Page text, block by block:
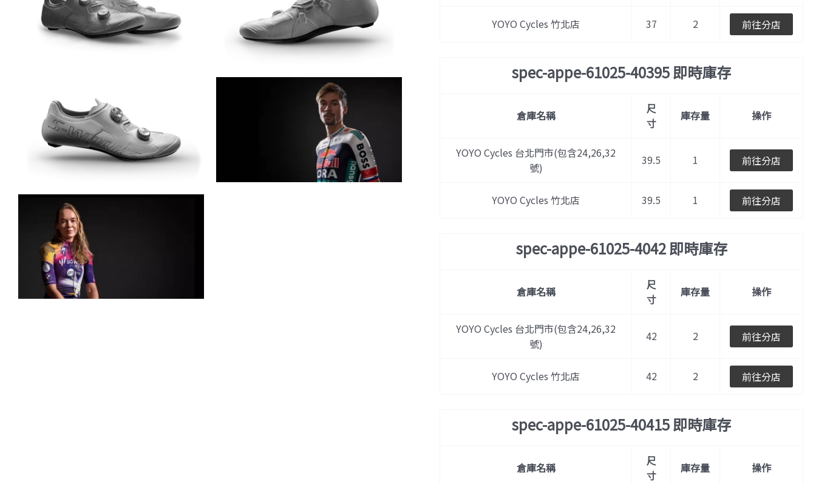
YOYO Cycles 竹北店 37 2 前往分店
spec-appe-61025-40395 即時庫存
倉庫名稱
尺
寸
庫存量 操作
YOYO Cycles 台北門市(包含24,26,32
號)
39.5 1 前往分店
YOYO Cycles 竹北店 39.5 1 前往分店
spec-appe-61025-4042 即時庫存
倉庫名稱
尺
寸
庫存量 操作
YOYO Cycles 台北門市(包含24,26,32
號)
42 2 前往分店
YOYO Cycles 竹北店 42 2 前往分店
spec-appe-61025-40415 即時庫存
倉庫名稱
尺
寸
庫存量 操作